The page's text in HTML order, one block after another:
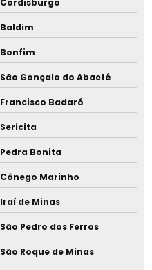
Cordisburgo
Baldim
Bonfim
São Gonçalo do Abaeté
Francisco Badaró
Sericita
Pedra Bonita
Cônego Marinho
Iraí de Minas
São Pedro dos Ferros
São Roque de Minas